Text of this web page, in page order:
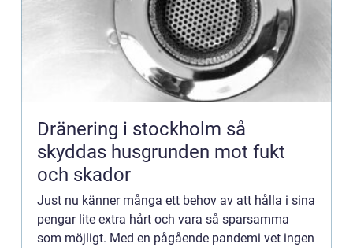
Dränering i stockholm så
skyddas husgrunden mot fukt
och skador
Just nu känner många ett behov av att hålla i sina
pengar lite extra hårt och vara så sparsamma
som möjligt. Med en pågående pandemi vet ingen